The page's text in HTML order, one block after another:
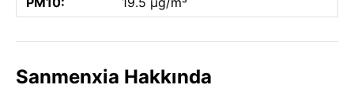
Sanmenxia Hakkında